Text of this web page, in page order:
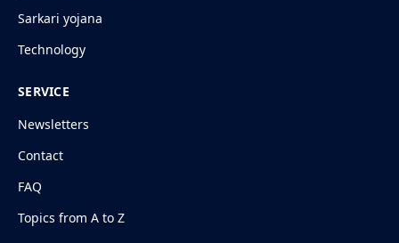
Sarkari yojana
Technology
SERVICE
Newsletters
Contact
FAQ
Topics from A to Z